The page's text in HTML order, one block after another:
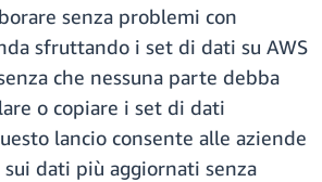
senza problemi con
sfruttando i set di dati su AWS
che nessuna parte debba
o copiare i set di dati
lancio consente alle aziende
dati più aggiornati senza